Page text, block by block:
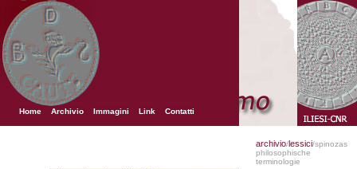
Home Archivio Immagini Link Contatti
archivio/lessici/spinozas
philosophische
terminologie